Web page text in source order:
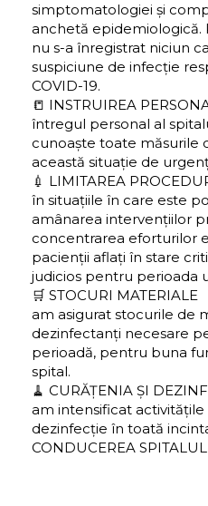
simptomatologiei și
anchetă
nu s-a înregistrat niciun
suspiciune de infecție
COVID-19.
📒 INSTRUIREA
întregul personal al
cunoaște toate măsurile
această situație de
💉 LIMITAREA
în situațiile în care este
amânarea intervențiilor
concentrarea eforturilor
pacienții aflați în stare
judicios pentru perioada
🛒 STOCURI MATERIALE
am asigurat stocurile de
dezinfectanți necesare
perioadă, pentru buna
spital.
🧹 CURĂȚENIA ȘI
am intensificat activitățile
dezinfecție în toată
CONDUCEREA